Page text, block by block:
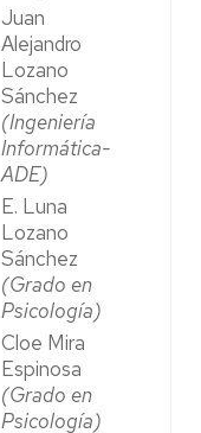
Juan
Alejandro
Lozano
Sánchez
(Ingeniería
Informática-
ADE)
E. Luna
Lozano
Sánchez
(Grado en
Psicología)
Cloe Mira
Espinosa
(Grado en
Psicología)